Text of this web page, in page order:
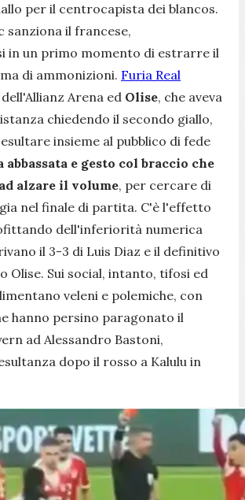
per il centrocapista dei blancos.
sanziona il francese,
in un primo momento di estrarre il
di ammonizioni. Furia Real
Arena ed Olise, che aveva
chiedendo il secondo giallo,
insieme al pubblico di fede
abbassata e gesto col braccio che
alzare il volume, per cercare di
nel finale di partita. C'è l'effetto
dell'inferiorità numerica
il 3-3 di Luis Diaz e il definitivo
Olise. Sui social, intanto, tifosi ed
veleni e polemiche, con
hanno persino paragonato il
ad Alessandro Bastoni,
dopo il rosso a Kalulu in